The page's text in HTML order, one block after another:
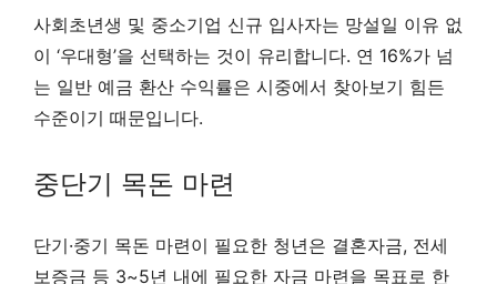
사회초년생 및 중소기업 신규 입사자는 망설일 이유 없
이 ‘우대형’을 선택하는 것이 유리합니다. 연 16%가 넘
는 일반 예금 환산 수익률은 시중에서 찾아보기 힘든
수준이기 때문입니다.
중단기 목돈 마련
단기·중기 목돈 마련이 필요한 청년은 결혼자금, 전세
보증금 등 3~5년 내에 필요한 자금 마련을 목표로 한